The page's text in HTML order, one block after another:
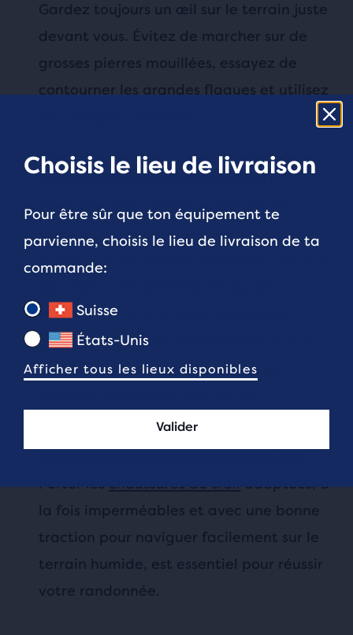
Gardez toujours un œil sur le terrain juste
devant vous. Évitez de marcher sur de
grosses pierres mouillées, essayez de
contourner les grandes flaques et utilisez
L’équipement
comme les bâtons de
trekking et les guêtres peut aider à la
stabilité et au confort. Apportez un sac à
collations et une trousse de premiers
secours. Une veste imperméable et une
paire de chaussettes supplémentaire
Porter leschaussures de trailadaptées, à
la fois imperméables et avec une bonne
traction pour naviguer facilement sur le
terrain humide, est essentiel pour réussir
votre randonnée.
Choisis le lieu de livraison
Pour être sûr que ton équipement te
parvienne, choisis le lieu de livraison de ta
commande:
Suisse
États-Unis
Afficher tous les lieux disponibles
Valider